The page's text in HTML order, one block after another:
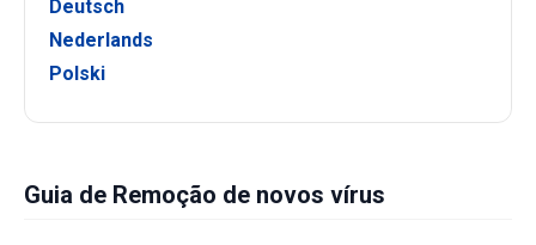
Deutsch
Nederlands
Polski
Guia de Remoção de novos vírus